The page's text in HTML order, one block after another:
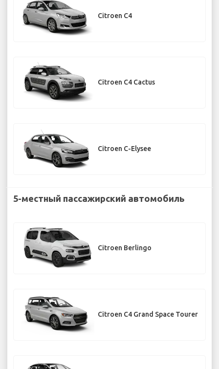
Citroen C4
Citroen C4 Cactus
Citroen C-Elysee
5-местный пассажирский автомобиль
Citroen Berlingo
Citroen C4 Grand Space Tourer